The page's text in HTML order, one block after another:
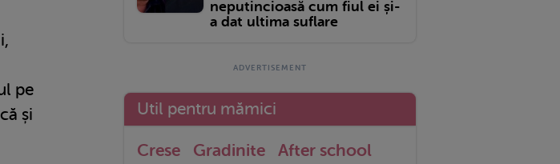
pe
și
neputincioasă cum fiul ei și-
a dat ultima suflare
Util pentru mămici
Crese Gradinite
After school